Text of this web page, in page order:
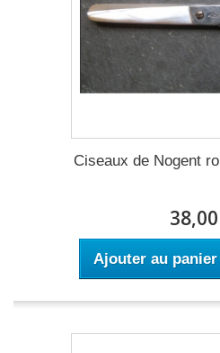
Ciseaux de Nogent
Ajouter au panier